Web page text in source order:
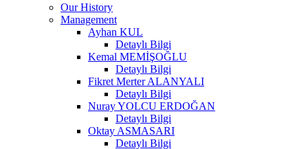
Our History
Management
Ayhan KUL
Detaylı Bilgi
Kemal MEMİŞOĞLU
Detaylı Bilgi
Fikret Merter ALANYALI
Detaylı Bilgi
Nuray YOLCU ERDOĞAN
Detaylı Bilgi
Oktay ASMASARI
Detaylı Bilgi